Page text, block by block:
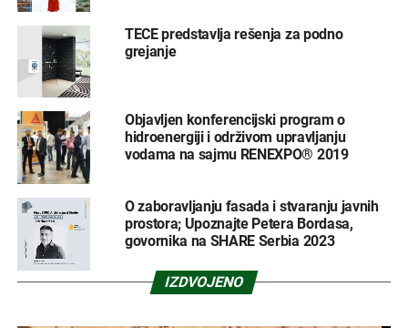
TECE predstavlja rešenja za podno
grejanje
Objavljen konferencijski program o
hidroenergiji i održivom upravljanju
vodama na sajmu RENEXPO® 2019
O zaboravljanju fasada i stvaranju javnih
prostora; Upoznajte Petera Bordasa,
govornika na SHARE Serbia 2023
IZDVOJENO